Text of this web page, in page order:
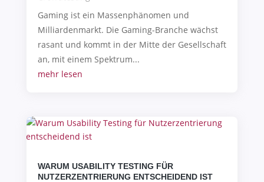
Gaming ist ein Massenphänomen und
Milliardenmarkt. Die Gaming-Branche wächst
rasant und kommt in der Mitte der Gesellschaft
an, mit einem Spektrum...
mehr lesen
WARUM USABILITY TESTING FÜR
NUTZERZENTRIERUNG ENTSCHEIDEND IST